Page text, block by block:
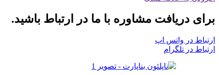
برای دریافت مشاوره با ما در ارتباط باشید.
ارتباط در واتس اپ
ارتباط در تلگرام